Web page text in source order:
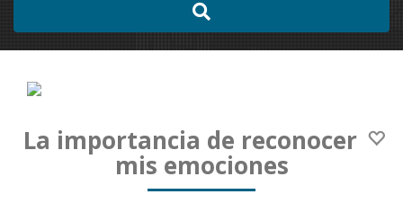
La importancia de reconocer
mis emociones